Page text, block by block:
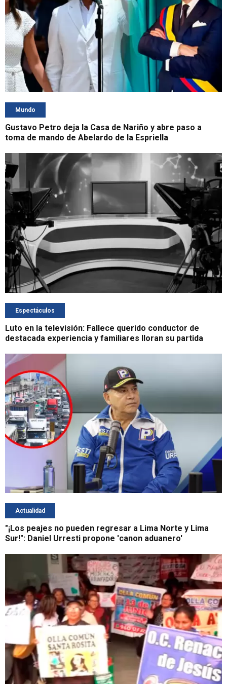
Mundo
Gustavo Petro deja la Casa de Nariño y abre paso a
toma de mando de Abelardo de la Espriella
Espectáculos
Luto en la televisión: Fallece querido conductor de
destacada experiencia y familiares lloran su partida
Actualidad
"¡Los peajes no pueden regresar a Lima Norte y Lima
Sur!": Daniel Urresti propone 'canon aduanero'